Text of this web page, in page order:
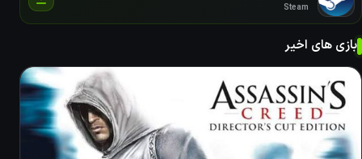
Steam
بازی های اخیر